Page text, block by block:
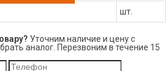
шт.
Уточним наличие и цену с
аналог. Перезвоним в течение 15